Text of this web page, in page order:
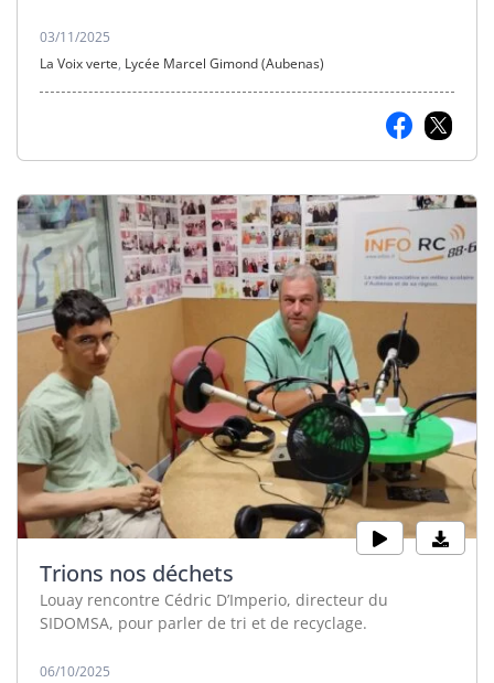
03/11/2025
La Voix verte, Lycée Marcel Gimond (Aubenas)
Trions nos déchets
Louay rencontre Cédric D’Imperio, directeur du
SIDOMSA, pour parler de tri et de recyclage.
06/10/2025